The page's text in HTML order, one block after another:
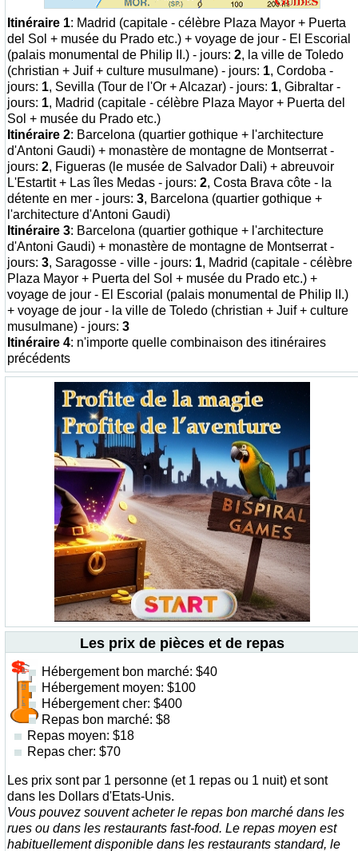
Itinéraire 1: Madrid (capitale - célèbre Plaza Mayor + Puerta
del Sol + musée du Prado etc.) + voyage de jour - El Escorial
(palais monumental de Philip II.) - jours: 2, la ville de Toledo
(christian + Juif + culture musulmane) - jours: 1, Cordoba -
jours: 1, Sevilla (Tour de l'Or + Alcazar) - jours: 1, Gibraltar -
jours: 1, Madrid (capitale - célèbre Plaza Mayor + Puerta del
Sol + musée du Prado etc.)
Itinéraire 2: Barcelona (quartier gothique + l'architecture
d'Antoni Gaudi) + monastère de montagne de Montserrat -
jours: 2, Figueras (le musée de Salvador Dali) + abreuvoir
L'Estartit + Las îles Medas - jours: 2, Costa Brava côte - la
détente en mer - jours: 3, Barcelona (quartier gothique +
l'architecture d'Antoni Gaudi)
Itinéraire 3: Barcelona (quartier gothique + l'architecture
d'Antoni Gaudi) + monastère de montagne de Montserrat -
jours: 3, Saragosse - ville - jours: 1, Madrid (capitale - célèbre
Plaza Mayor + Puerta del Sol + musée du Prado etc.) +
voyage de jour - El Escorial (palais monumental de Philip II.)
+ voyage de jour - la ville de Toledo (christian + Juif + culture
musulmane) - jours: 3
Itinéraire 4: n'importe quelle combinaison des itinéraires
précédents
Les prix de pièces et de repas
Hébergement bon marché: $40
Hébergement moyen: $100
Hébergement cher: $400
Repas bon marché: $8
Repas moyen: $18
Repas cher: $70
Les prix sont par 1 personne (et 1 repas ou 1 nuit) et sont
dans les Dollars d'Etats-Unis.
Vous pouvez souvent acheter le repas bon marché dans les
rues ou dans les restaurants fast-food. Le repas moyen est
habituellement disponible dans les restaurants standard, le